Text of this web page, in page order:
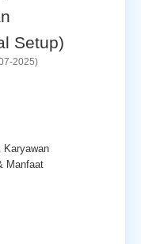
Setup)
2025)
Karyawan
Manfaat